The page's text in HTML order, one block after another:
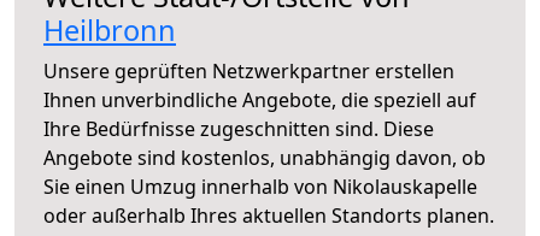
Heilbronn
Unsere geprüften Netzwerkpartner erstellen
Ihnen unverbindliche Angebote, die speziell auf
Ihre Bedürfnisse zugeschnitten sind. Diese
Angebote sind kostenlos, unabhängig davon, ob
Sie einen Umzug innerhalb von Nikolauskapelle
oder außerhalb Ihres aktuellen Standorts planen.